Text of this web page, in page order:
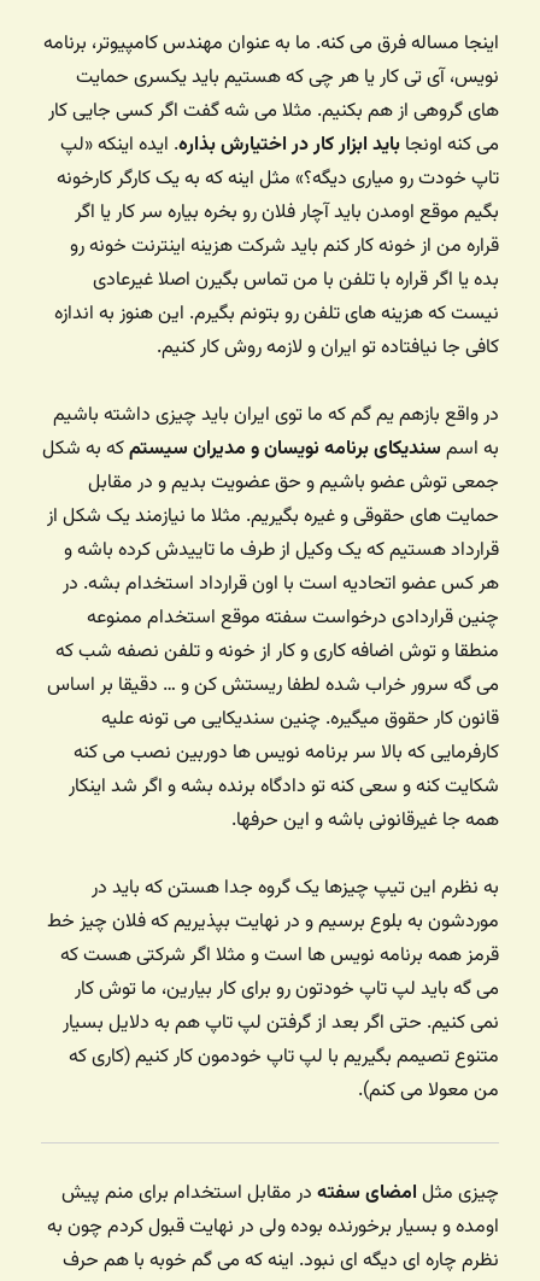
اینجا مساله فرق می کنه. ما به عنوان مهندس کامپیوتر،‌ برنامه
نویس،‌ آی تی کار یا هر چی که هستیم باید یکسری حمایت
های گروهی از هم بکنیم. مثلا می شه گفت اگر کسی جایی کار
می کنه اونجاباید ابزار کار در اختیارش بذاره. ایده اینکه «لپ
تاپ خودت رو میاری دیگه؟» مثل اینه که به یک کارگر کارخونه
بگیم موقع اومدن باید آچار فلان رو بخره بیاره سر کار یا اگر
قراره من از خونه کار کنم باید شرکت هزینه اینترنت خونه رو
بده یا اگر قراره با تلفن با من تماس بگیرن اصلا غیرعادی
نیست که هزینه های تلفن رو بتونم بگیرم. این هنوز به اندازه
کافی جا نیافتاده تو ایران و لازمه روش کار کنیم.
در واقع بازهم یم گم که ما توی ایران باید چیزی داشته باشیم
به اسم سندیکای برنامه نویسان و مدیران سیستمکه به شکل
جمعی توش عضو باشیم و حق عضویت بدیم و در مقابل
حمایت های حقوقی و غیره بگیریم. مثلا ما نیازمند یک شکل از
قرارداد هستیم که یک وکیل از طرف ما تاییدش کرده باشه و
هر کس عضو اتحادیه است با اون قرارداد استخدام بشه. در
چنین قراردادی درخواست سفته موقع استخدام ممنوعه
منطقا و توش اضافه کاری و کار از خونه و تلفن نصفه شب که
می گه سرور خراب شده لطفا ریستش کن و … دقیقا بر اساس
قانون کار حقوق میگیره. چنین سندیکایی می تونه علیه
کارفرمایی که بالا سر برنامه نویس ها دوربین نصب می کنه
شکایت کنه و سعی کنه تو دادگاه برنده بشه و اگر شد اینکار
همه جا غیرقانونی باشه و این حرفها.
به نظرم این تیپ چیزها یک گروه جدا هستن که باید در
موردشون به بلوع برسیم و در نهایت بپذیریم که فلان چیز خط
قرمز همه برنامه نویس ها است و مثلا اگر شرکتی هست که
می گه باید لپ تاپ خودتون رو برای کار بیارین،‌ ما توش کار
نمی کنیم. حتی اگر بعد از گرفتن لپ تاپ هم به دلایل بسیار
متنوع تصیمم بگیریم با لپ تاپ خودمون کار کنیم (کاری که
من معولا می کنم).
چیزی مثل امضای سفته در مقابل استخدام برای منم پیش
اومده و بسیار برخورنده بوده ولی در نهایت قبول کردم چون به
نظرم چاره ای دیگه ای نبود. اینه که می گم خوبه با هم حرف